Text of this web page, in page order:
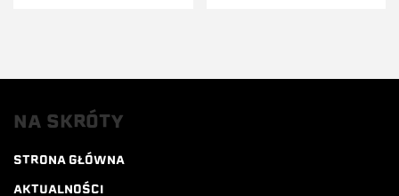
NA SKRÓTY
STRONA GŁÓWNA
AKTUALNOŚCI